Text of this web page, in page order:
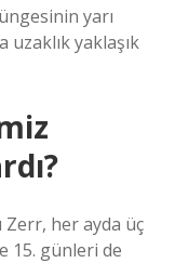
yarı
uzaklık yaklaşık
Zerr, her ayda üç
15. günleri de